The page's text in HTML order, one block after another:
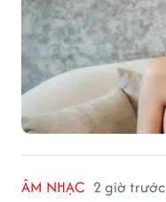
ÂM NHẠC 2 giờ trước